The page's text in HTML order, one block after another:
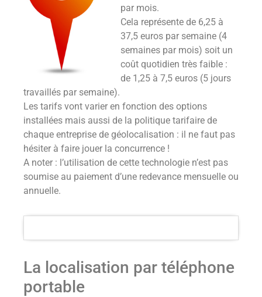
par mois.
Cela représente de 6,25 à
37,5 euros par semaine (4
semaines par mois) soit un
coût quotidien très faible :
de 1,25 à 7,5 euros (5 jours
travaillés par semaine).
Les tarifs vont varier en fonction des options
installées mais aussi de la politique tarifaire de
chaque entreprise de géolocalisation : il ne faut pas
hésiter à faire jouer la concurrence !
A noter : l’utilisation de cette technologie n’est pas
soumise au paiement d’une redevance mensuelle ou
annuelle.
La localisation par téléphone
portable